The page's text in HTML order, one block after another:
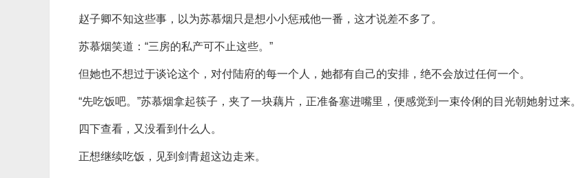
赵子卿不知这些事，以为苏慕烟只是想小小惩戒他一番，这才说差不多了。
苏慕烟笑道：“三房的私产可不止这些。”
但她也不想过于谈论这个，对付陆府的每一个人，她都有自己的安排，绝不会放过任何一个。
“先吃饭吧。”苏慕烟拿起筷子，夹了一块藕片，正准备塞进嘴里，便感觉到一束伶俐的目光朝她射过来。
四下查看，又没看到什么人。
正想继续吃饭，见到剑青超这边走来。